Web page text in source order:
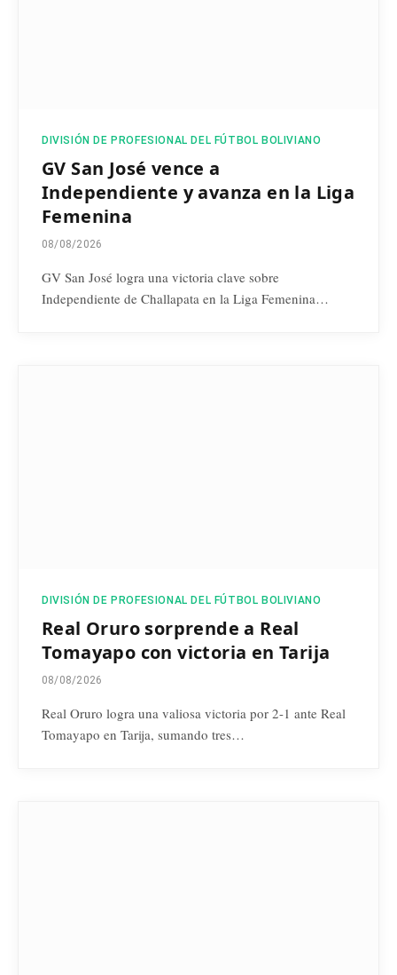
DIVISIÓN DE PROFESIONAL DEL FÚTBOL BOLIVIANO
GV San José vence a
Independiente y avanza en la Liga
Femenina
08/08/2026
GV San José logra una victoria clave sobre
Independiente de Challapata en la Liga Femenina…
DIVISIÓN DE PROFESIONAL DEL FÚTBOL BOLIVIANO
Real Oruro sorprende a Real
Tomayapo con victoria en Tarija
08/08/2026
Real Oruro logra una valiosa victoria por 2-1 ante Real
Tomayapo en Tarija, sumando tres…